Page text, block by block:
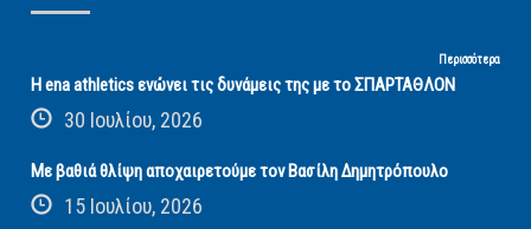
Περισσότερα
Η ena athletics ενώνει τις δυνάμεις της με το ΣΠΑΡΤΑΘΛΟΝ
30 Ιουλίου, 2026
Με βαθιά θλίψη αποχαιρετούμε τον Βασίλη Δημητρόπουλο
15 Ιουλίου, 2026